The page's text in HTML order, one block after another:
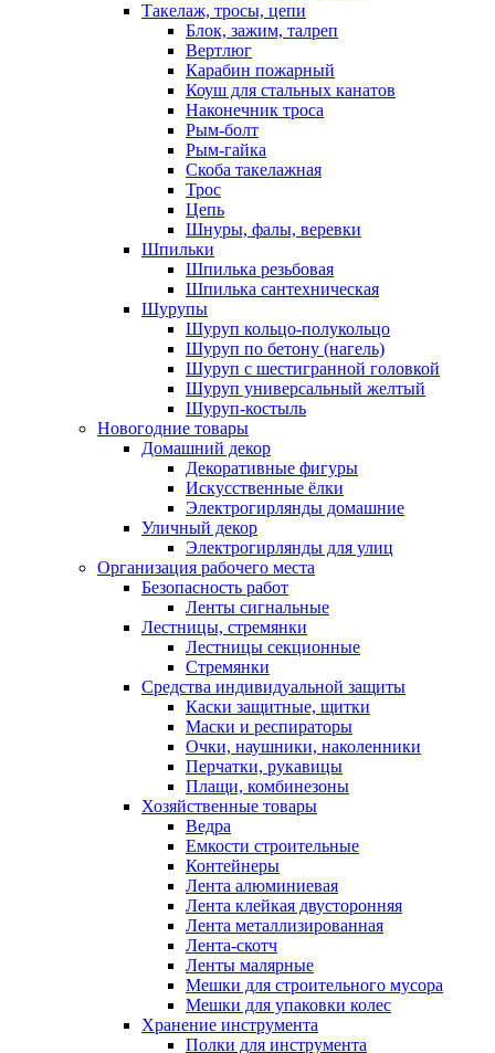
Такелаж, тросы, цепи
Блок, зажим, талреп
Вертлюг
Карабин пожарный
Коуш для стальных канатов
Наконечник троса
Рым-болт
Рым-гайка
Скоба такелажная
Трос
Цепь
Шнуры, фалы, веревки
Шпильки
Шпилька резьбовая
Шпилька сантехническая
Шурупы
Шуруп кольцо-полукольцо
Шуруп по бетону (нагель)
Шуруп с шестигранной головкой
Шуруп универсальный желтый
Шуруп-костыль
Новогодние товары
Домашний декор
Декоративные фигуры
Искусственные ёлки
Электрогирлянды домашние
Уличный декор
Электрогирлянды для улиц
Организация рабочего места
Безопасность работ
Ленты сигнальные
Лестницы, стремянки
Лестницы секционные
Стремянки
Средства индивидуальной защиты
Каски защитные, щитки
Маски и респираторы
Очки, наушники, наколенники
Перчатки, рукавицы
Плащи, комбинезоны
Хозяйственные товары
Ведра
Емкости строительные
Контейнеры
Лента алюминиевая
Лента клейкая двусторонняя
Лента металлизированная
Лента-скотч
Ленты малярные
Мешки для строительного мусора
Мешки для упаковки колес
Хранение инструмента
Полки для инструмента